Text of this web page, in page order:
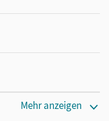
Mehr anzeigen